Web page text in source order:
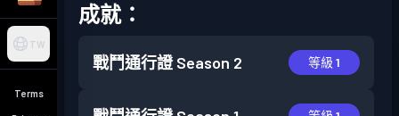
TW
Terms
成就：
戰鬥通行證 Season 2 等級 1